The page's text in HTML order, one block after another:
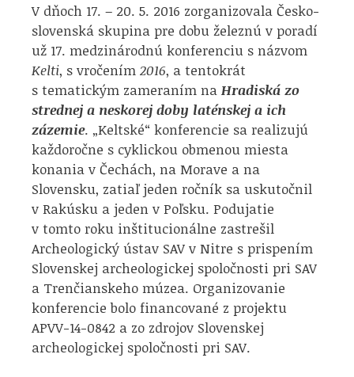
V dňoch 17. – 20. 5. 2016 zorganizovala Česko-
slovenská skupina pre dobu železnú v poradí
už 17. medzinárodnú konferenciu s názvom
Kelti, s vročením 2016, a tentokrát
s tematickým zameraním na Hradiská zo
strednej a neskorej doby laténskej a ich
zázemie. „Keltské“ konferencie sa realizujú
každoročne s cyklickou obmenou miesta
konania v Čechách, na Morave a na
Slovensku, zatiaľ jeden ročník sa uskutočnil
v Rakúsku a jeden v Poľsku. Podujatie
v tomto roku inštitucionálne zastrešil
Archeologický ústav SAV v Nitre s prispením
Slovenskej archeologickej spoločnosti pri SAV
a Trenčianskeho múzea. Organizovanie
konferencie bolo financované z projektu
APVV-14-0842 a zo zdrojov Slovenskej
archeologickej spoločnosti pri SAV.